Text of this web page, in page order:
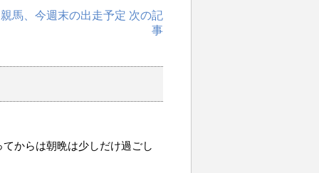
馬、今週末の出走予定 次の記
事
からは朝晩は少しだけ過ごし